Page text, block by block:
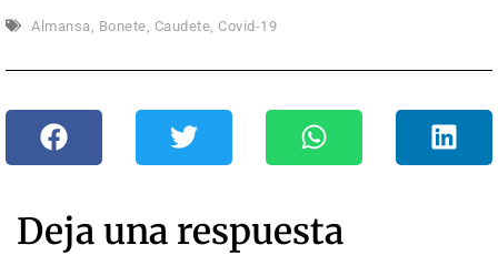
Almansa Bonete Caudete Covid-19
Deja una respuesta